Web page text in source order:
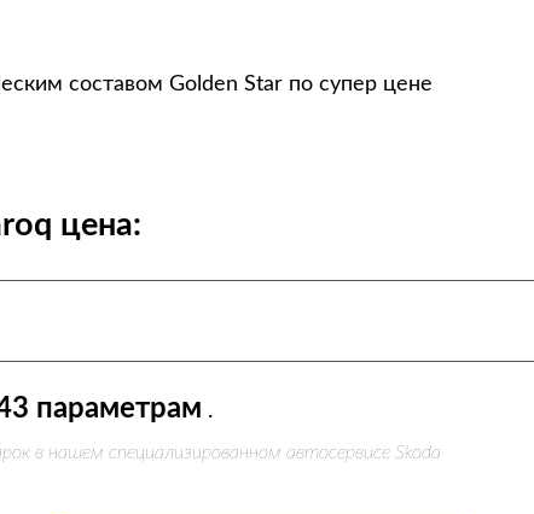
составом Golden Star по супер цене
цена:
параметрам .
в нашем специализированном автосервисе Skoda